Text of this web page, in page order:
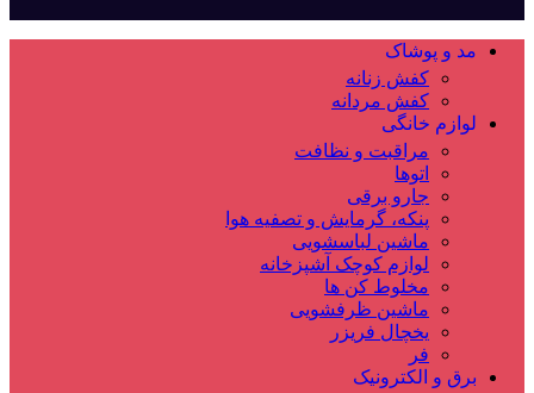
مد و پوشاک
کفش زنانه
کفش مردانه
لوازم خانگی
مراقبت و نظافت
اتوها
جارو برقی
پنکه، گرمایش و تصفیه هوا
ماشین لباسشویی
لوازم کوچک آشپزخانه
مخلوط کن ها
ماشین ظرفشویی
یخچال فریزر
فر
برق و الکترونیک